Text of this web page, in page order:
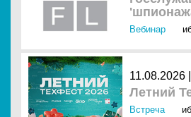
Вебинар
11.08.2026
Летний
Встреча